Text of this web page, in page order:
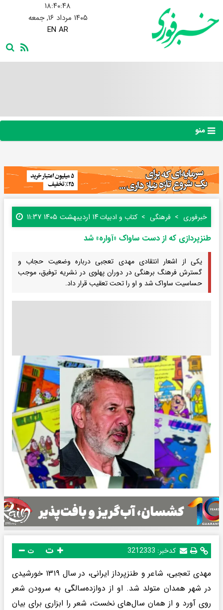
۱۸:۴۰:۴۹
۱۴۰۵ مرداد ۱۶, جمعه
EN AR
منو
خبرفوری فرهنگی کتاب و ادبیات۱۴ اردیبهشت ۱۴۰۵ ۱۱:۳۷
طنزپردازی که از دست ساواک «آواره» شد
یکی از اشعار انتقادی مهدی تعجبی درباره وضعیت حجاب و
گسترش فرهنگ برهنگی در دوران پهلوی در نشریه توفیق، موجب
حساسیت ساواک شد و او را تحت تعقیب قرار داد.
کدخبر: 3212333 ت
مهدی تعجبی، شاعر و طنزپرداز ایرانی، در سال ۱۳۱۹ خورشیدی
در شهر همدان متولد شد. او از دوازده‌سالگی به سرودن شعر
روی آورد و از همان سال‌های نخست، شعر را ابزاری برای بیان